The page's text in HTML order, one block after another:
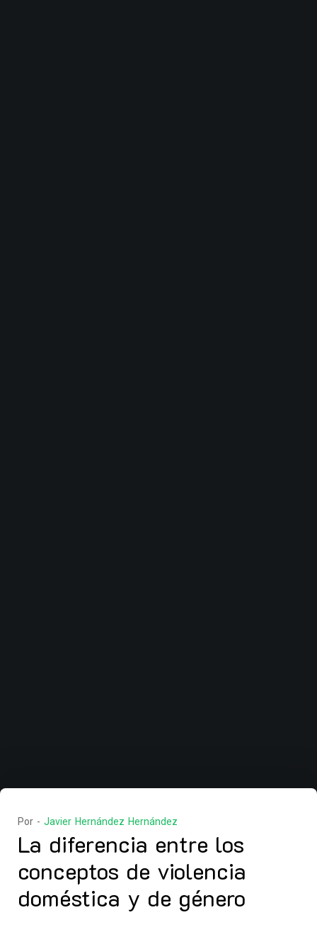
Por - Javier Hernández Hernández
La diferencia entre los
conceptos de violencia
doméstica y de género